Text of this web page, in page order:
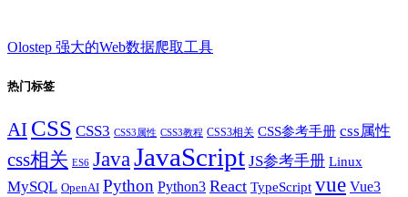
Olostep 强大的Web数据爬取工具
热门标签
AI CSS CSS3 CSS3属性 CSS3教程 CSS3相关 CSS参考手册 css属性
css相关 ES6 JavaJavaScript JS参考手册 Linux
MySQL OpenAI Python Python3 React TypeScript vue Vue3